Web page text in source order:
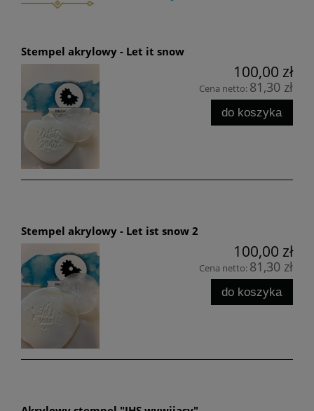
Stempel akrylowy - Let it snow
100,00 zł
Cena netto: 81,30 zł
do koszyka
Stempel akrylowy - Let ist snow 2
100,00 zł
Cena netto: 81,30 zł
do koszyka